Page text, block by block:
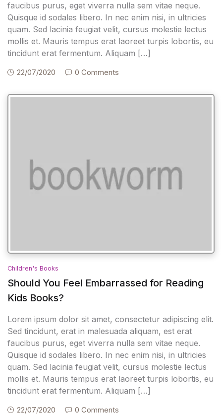
faucibus purus, eget viverra nulla sem vitae neque.
Quisque id sodales libero. In nec enim nisi, in ultricies
quam. Sed lacinia feugiat velit, cursus molestie lectus
mollis et. Mauris tempus erat laoreet turpis lobortis, eu
tincidunt erat fermentum. Aliquam […]
22/07/2020 0 Comments
Children's Books
Should You Feel Embarrassed for Reading
Kids Books?
Lorem ipsum dolor sit amet, consectetur adipiscing elit.
Sed tincidunt, erat in malesuada aliquam, est erat
faucibus purus, eget viverra nulla sem vitae neque.
Quisque id sodales libero. In nec enim nisi, in ultricies
quam. Sed lacinia feugiat velit, cursus molestie lectus
mollis et. Mauris tempus erat laoreet turpis lobortis, eu
tincidunt erat fermentum. Aliquam […]
22/07/2020 0 Comments